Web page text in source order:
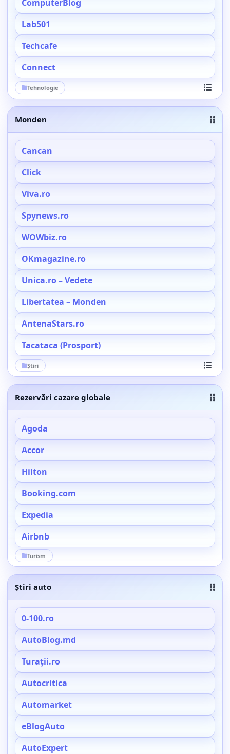
ComputerBlog
Lab501
Techcafe
Connect
Tehnologie Vezi
Monden
Cancan
Click
Viva.ro
Spynews.ro
WOWbiz.ro
OKmagazine.ro
Unica.ro – Vedete
Libertatea – Monden
AntenaStars.ro
Tacataca (Prosport)
Știri Vezi
Rezervări cazare globale
Agoda
Accor
Hilton
Booking.com
Expedia
Airbnb
Turism
Știri auto
0-100.ro
AutoBlog.md
Turații.ro
Autocritica
Automarket
eBlogAuto
AutoExpert